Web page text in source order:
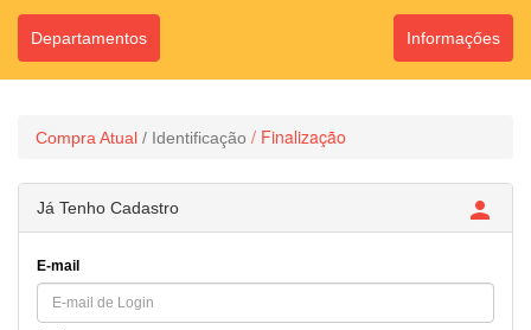
Departamentos Informaçőes
Compra Atual / Identificação / Finalização
Já Tenho Cadastro 
E-mail